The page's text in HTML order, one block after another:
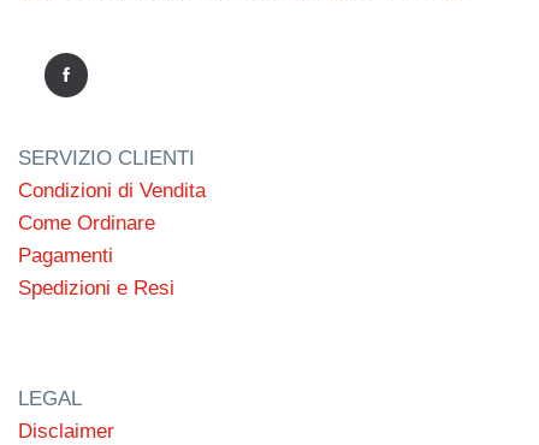
SERVIZIO CLIENTI
Condizioni di Vendita
Come Ordinare
Pagamenti
Spedizioni e Resi
LEGAL
Disclaimer